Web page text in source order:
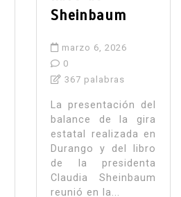
Sheinbaum
marzo 6, 2026
0
367 palabras
La presentación del
balance de la gira
estatal realizada en
Durango y del libro
de la presidenta
Claudia Sheinbaum
reunió en la...